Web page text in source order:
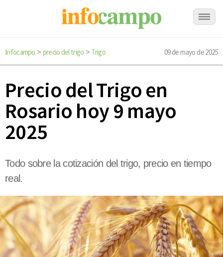
Infocampo > precio del trigo > Trigo 09 de mayo de 2025
Precio del Trigo en
Rosario hoy 9 mayo
2025
Todo sobre la cotización del trigo, precio en tiempo
real.